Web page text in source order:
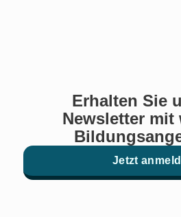
Erhalten Sie
Newsletter mit
Jetzt